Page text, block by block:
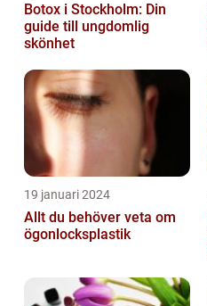
Botox i Stockholm: Din
guide till ungdomlig
skönhet
19 januari 2024
Allt du behöver veta om
ögonlocksplastik